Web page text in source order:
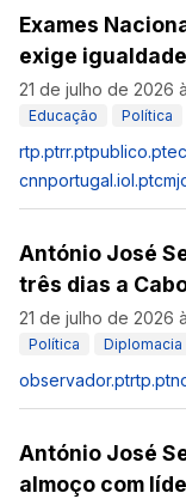
Exames
exige
21 de julho de 2026
Educação Política
rtp.ptrr.ptpublico.pt
cnnportugal.iol.pt
António José
três dias a
21 de julho de 2026
Política Diplomacia
observador.ptrtp.pt
António José
almoço com